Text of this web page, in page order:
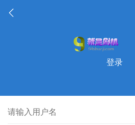
登录